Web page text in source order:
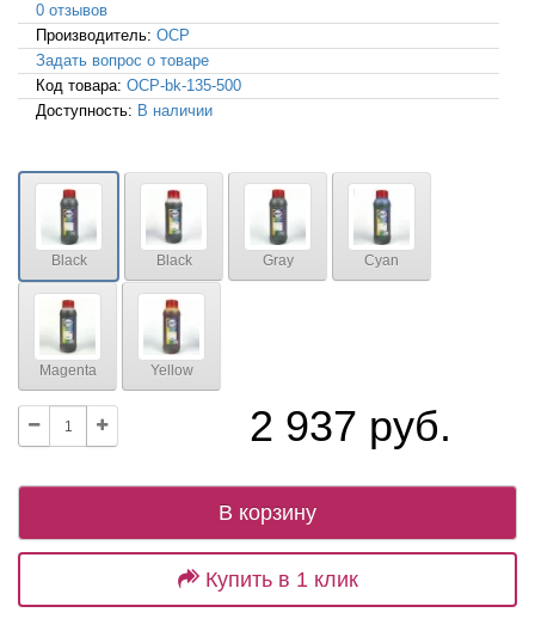
0 отзывов
Производитель: OCP
Задать вопрос о товаре
Код товара: OCP-bk-135-500
Доступность: В наличии
Black Black Gray Cyan
Magenta Yellow
2 937 руб.
В корзину
Купить в 1 клик